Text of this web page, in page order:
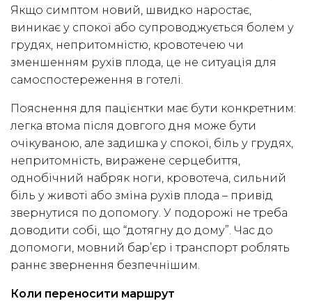
Якщо симптом новий, швидко наростає,
виникає у спокої або супроводжується болем у
грудях, непритомністю, кровотечею чи
зменшенням рухів плода, це не ситуація для
самоспостереження в готелі.
Пояснення для пацієнтки має бути конкретним:
легка втома після довгого дня може бути
очікуваною, але задишка у спокої, біль у грудях,
непритомність, виражене серцебиття,
однобічний набряк ноги, кровотеча, сильний
біль у животі або зміна рухів плода – привід
звернутися по допомогу. У подорожі не треба
доводити собі, що “дотягну до дому”. Час до
допомоги, мовний бар’єр і транспорт роблять
раннє звернення безпечнішим.
Коли переносити маршрут